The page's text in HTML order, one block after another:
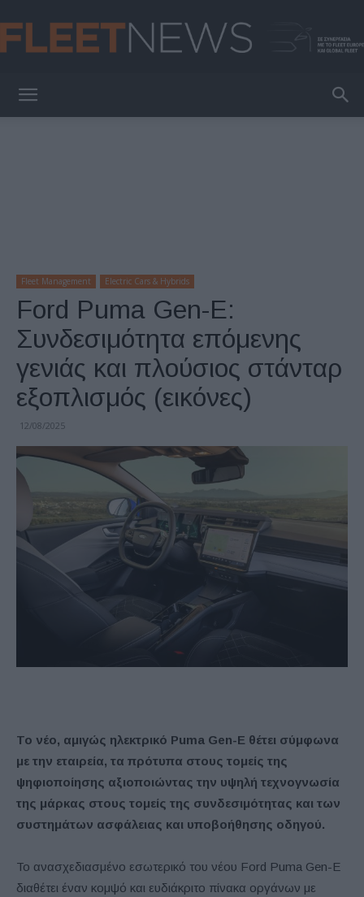
Fleet Management Electric Cars & Hybrids
Ford Puma Gen-E:
Συνδεσιμότητα επόμενης
γενιάς και πλούσιος στάνταρ
εξοπλισμός (εικόνες)
12/08/2025
Το νέο, αμιγώς ηλεκτρικό Puma Gen-E θέτει σύμφωνα
με την εταιρεία, τα πρότυπα στους τομείς της
ψηφιοποίησης αξιοποιώντας την υψηλή τεχνογνωσία
της μάρκας στους τομείς της συνδεσιμότητας και των
συστημάτων ασφάλειας και υποβοήθησης οδηγού.
Το ανασχεδιασμένο εσωτερικό του νέου Ford Puma Gen-E
διαθέτει έναν κομψό και ευδιάκριτο πίνακα οργάνων με